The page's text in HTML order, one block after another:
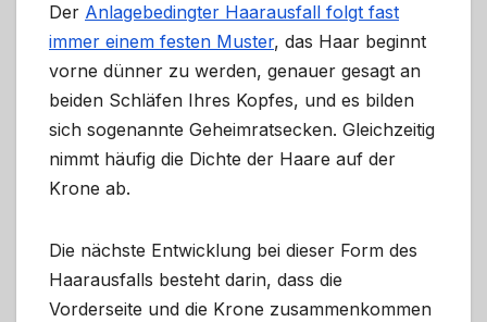
Der Anlagebedingter Haarausfall folgt fast
immer einem festen Muster, das Haar beginnt
vorne dünner zu werden, genauer gesagt an
beiden Schläfen Ihres Kopfes, und es bilden
sich sogenannte Geheimratsecken. Gleichzeitig
nimmt häufig die Dichte der Haare auf der
Krone ab.
Die nächste Entwicklung bei dieser Form des
Haarausfalls besteht darin, dass die
Vorderseite und die Krone zusammenkommen